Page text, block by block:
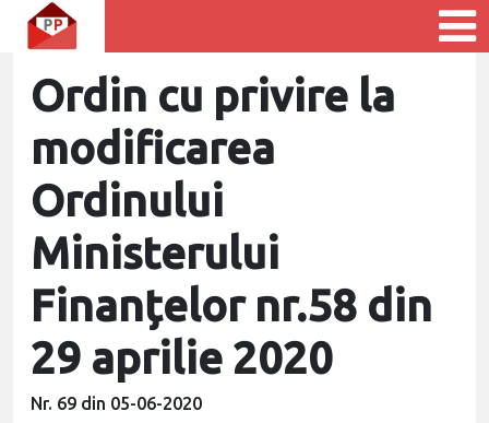
Ordin cu privire la
modificarea
Ordinului
Ministerului
Finanțelor nr.58 din
29 aprilie 2020
Nr. 69 din 05-06-2020